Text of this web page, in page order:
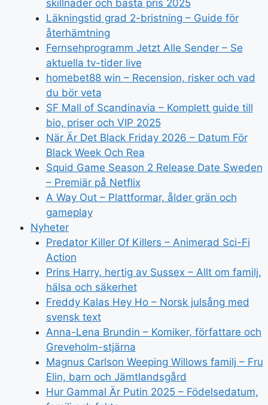
skillnader och bästa pris 2025
Läkningstid grad 2-bristning – Guide för
återhämtning
Fernsehprogramm Jetzt Alle Sender – Se
aktuella tv-tider live
homebet88 win – Recension, risker och vad
du bör veta
SF Mall of Scandinavia – Komplett guide till
bio, priser och VIP 2025
När Är Det Black Friday 2026 – Datum För
Black Week Och Rea
Squid Game Season 2 Release Date Sweden
– Premiär på Netflix
A Way Out – Plattformar, ålder grän och
gameplay
Nyheter
Predator Killer Of Killers – Animerad Sci-Fi
Action
Prins Harry, hertig av Sussex – Allt om familj,
hälsa och säkerhet
Freddy Kalas Hey Ho – Norsk julsång med
svensk text
Anna-Lena Brundin – Komiker, författare och
Greveholm-stjärna
Magnus Carlson Weeping Willows familj – Fru
Elin, barn och Jämtlandsgård
Hur Gammal Är Putin 2025 – Födelsedatum,